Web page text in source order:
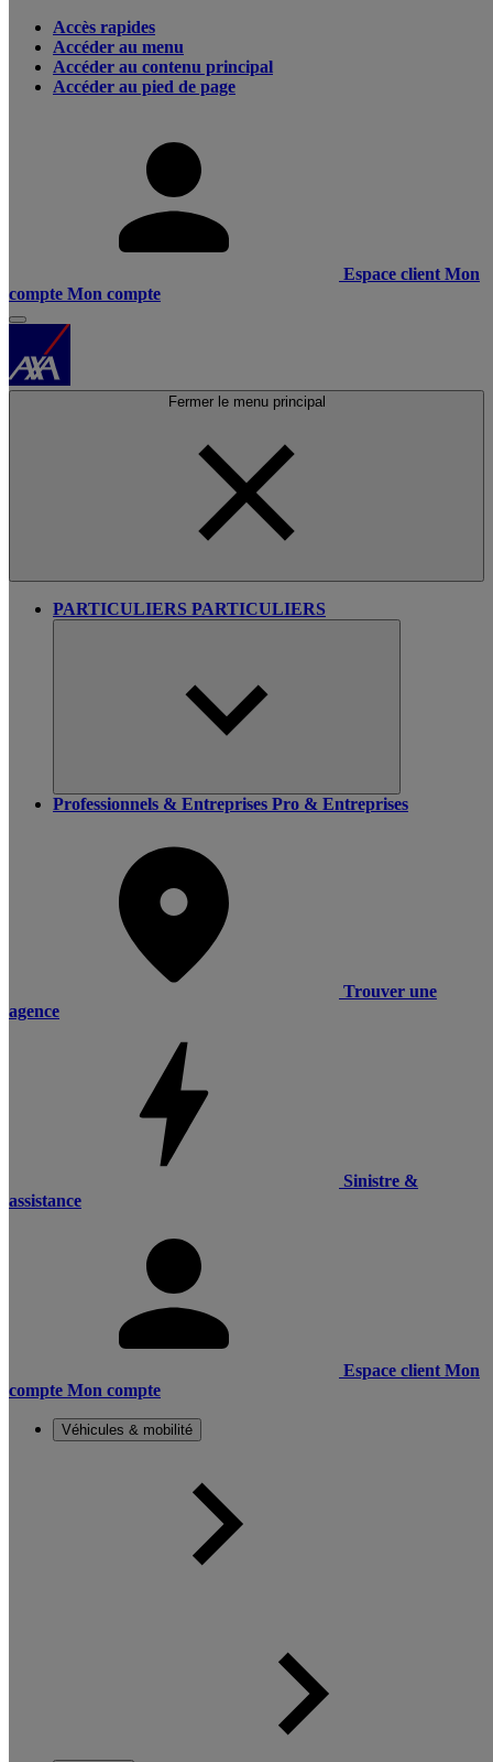
Accès rapides
Accéder au menu
Accéder au contenu principal
Accéder au pied de page
Espace client Mon
compte Mon compte
Fermer le menu principal
PARTICULIERS PARTICULIERS
Professionnels & Entreprises Pro & Entreprises
Trouver une
agence
Sinistre &
assistance
Espace client Mon
compte Mon compte
Véhicules & mobilité